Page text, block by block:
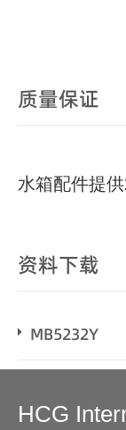
质量保证
水箱配件提
资料下载
MB5232Y
HCG